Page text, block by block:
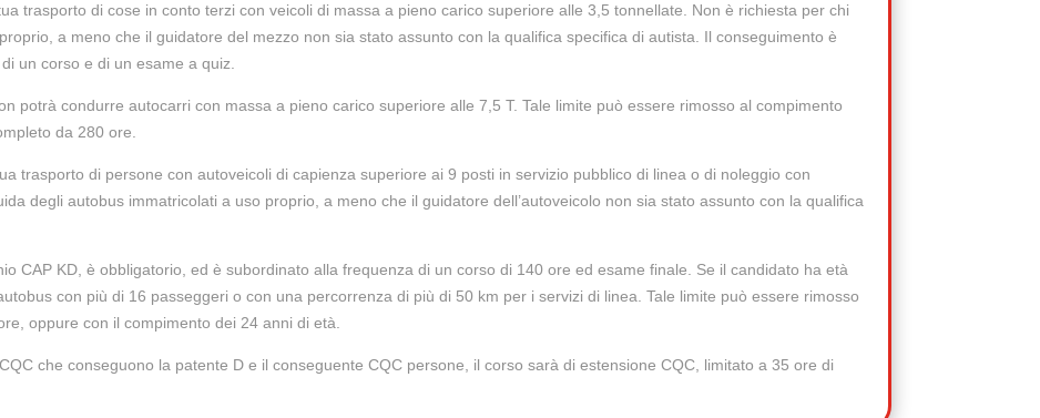
trasporto di cose in conto terzi con veicoli di massa a pieno carico superiore alle 3,5 tonnellate. Non è richiesta per chi
a meno che il guidatore del mezzo non sia stato assunto con la qualifica specifica di autista. Il conseguimento è
un corso e di un esame a quiz.
potrà condurre autocarri con massa a pieno carico superiore alle 7,5 T. Tale limite può essere rimosso al compimento
da 280 ore.
trasporto di persone con autoveicoli di capienza superiore ai 9 posti in servizio pubblico di linea o di noleggio con
degli autobus immatricolati a uso proprio, a meno che il guidatore dell’autoveicolo non sia stato assunto con la qualifica
CAP KD, è obbligatorio, ed è subordinato alla frequenza di un corso di 140 ore ed esame finale. Se il candidato ha età
con più di 16 passeggeri o con una percorrenza di più di 50 km per i servizi di linea. Tale limite può essere rimosso
oppure con il compimento dei 24 anni di età.
che conseguono la patente D e il conseguente CQC persone, il corso sarà di estensione CQC, limitato a 35 ore di